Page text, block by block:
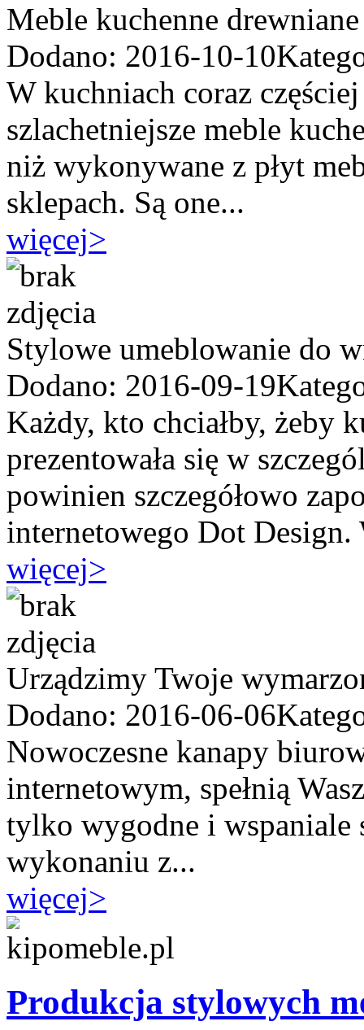
Meble kuchenne
Dodano: 2016-10-10
W kuchniach coraz
szlachetniejsze meble
niż wykonywane z płyt
sklepach. Są one...
więcej>
Stylowe umeblowanie do
Dodano: 2016-09-19
Każdy, kto chciałby, żeby
prezentowała się w
powinien szczegółowo
internetowego Dot Design.
więcej>
Urządzimy Twoje
Dodano: 2016-06-06
Nowoczesne kanapy
internetowym, spełnią
tylko wygodne i wspaniale
wykonaniu z...
więcej>
Produkcja stylowych